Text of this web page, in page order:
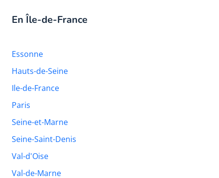
En Île-de-France
Essonne
Hauts-de-Seine
Ile-de-France
Paris
Seine-et-Marne
Seine-Saint-Denis
Val-d'Oise
Val-de-Marne